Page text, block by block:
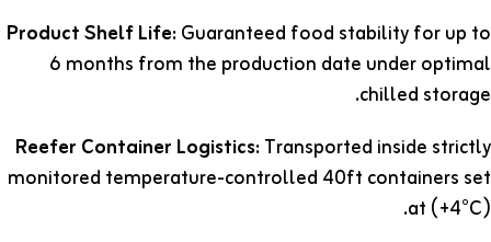
Product Shelf Life:Guaranteed food stability for up to
6 months from the production date under optimal
chilled storage.
Reefer Container Logistics:Transported inside strictly
monitored temperature-controlled 40ft containers set
at (+4°C).